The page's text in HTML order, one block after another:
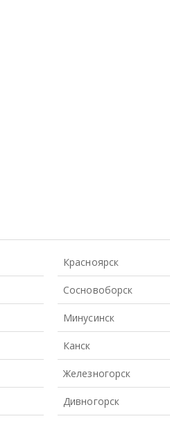
Красноярск
Сосновоборск
Минусинск
Канск
Железногорск
Дивногорск